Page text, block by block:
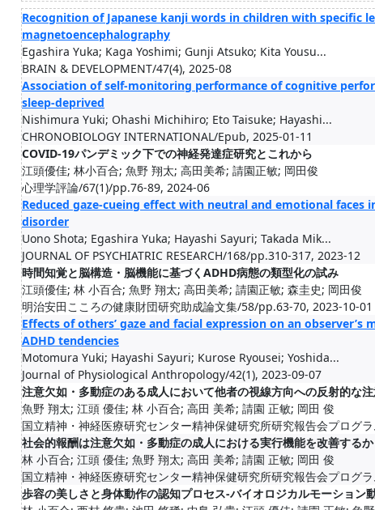
Recognition of Japanese kanji words in children with specific
magnetoencephalography
Egashira Yuka; Kaga Yoshimi; Gunji Atsuko; Kita Yousu...
BRAIN & DEVELOPMENT/47(4), 2025-08
Association of self-monitoring performance of cognitive
sleep-deprived
Nishimura Yuki; Ohashi Michihiro; Eto Taisuke; Hayashi...
CHRONOBIOLOGY INTERNATIONAL/Epub, 2025-01-11
COVID-19パンデミック下での神経発達症研究とこれから
江頭優佳; 林小百合; 魚野 翔太; 高田美希; 請園正敏; 岡田俊
心理学評論/67(1)/pp.76-89, 2024-06
Reduced gaze-cueing effect with neutral and emotional
disorder
Uono Shota; Egashira Yuka; Hayashi Sayuri; Takada Mik...
JOURNAL OF PSYCHIATRIC RESEARCH/168/pp.310-317, 2023-12
時間知覚と脳構造・脳機能に基づくADHD病態の類型化の試み
江頭優佳; 林 小百合; 魚野 翔太; 高田美希; 請園正敏; 森圭史; 岡田俊
明治安田こころの健康財団研究助成論文集/58/pp.63-70, 2023-10-01
Effects of others’ gaze and facial expression on an
ADHD tendencies
Motomura Yuki; Hayashi Sayuri; Kurose Ryousei; Yoshida...
Journal of Physiological Anthropology/42(1), 2023-09-07
注意欠如・多動症のある成人において他者の視線方向への反射的な
魚野 翔太; 江頭 優佳; 林 小百合; 高田 美希; 請園 正敏; 岡田 俊
国立精神・神経医療研究センター精神保健研究所研究報告会プログ
社会的報酬は注意欠如・多動症の成人における実行機能を改善するか
林 小百合; 江頭 優佳; 魚野 翔太; 高田 美希; 請園 正敏; 岡田 俊
国立精神・神経医療研究センター精神保健研究所研究報告会プログ
歩容の美しさと身体動作の認知プロセス-バイオロジカルモーション